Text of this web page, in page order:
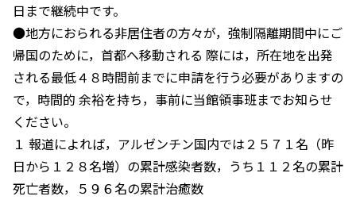
日まで継続中です。
●地方におられる非居住者の方々が，強制隔離期間中にご
帰国のために，首都へ移動される 際には，所在地を出発
される最低４８時間前までに申請を行う必要がありますの
で，時間的 余裕を持ち，事前に当館領事班までお知らせ
ください。
１ 報道によれば，アルゼンチン国内では２５７１名（昨
日から１２８名増）の累計感染者数，うち１１２名の累計
死亡者数，５９６名の累計治癒数